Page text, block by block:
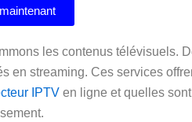
les contenus télévisuels.
en streaming. Ces services
IPTV en ligne et quelles